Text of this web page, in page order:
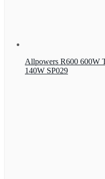
Allpowers R600 600W
140W SP029